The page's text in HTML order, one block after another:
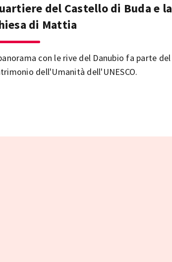
del Castello di Buda e la
di Mattia
con le rive del Danubio fa parte del
dell'Umanità dell'UNESCO.